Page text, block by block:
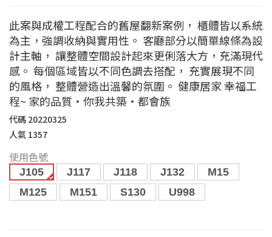
此案與成權工程配合的舊屋翻新案例， 櫃體皆以系統
為主，強調收納與實用性。 客廳部分以簡單線條為設
計主軸， 讓整體空間設計起來更俐落大方，充滿現代
感。 每個區域皆以不同色調去搭配， 充實展現不同
的風格， 整體營造出溫馨的氛圍。 健康居家 幸福工
程~ 家的品質‧你我共築‧都會族
代碼 20220325
人氣 1357
使用色號
J105 J117 J118 J132
M15
M125
M151 S130 U998